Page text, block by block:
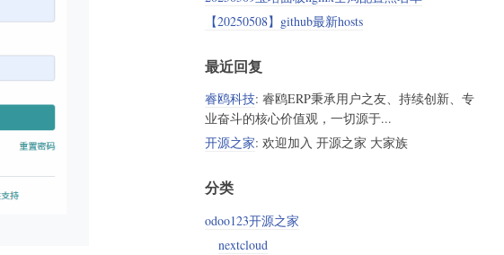
【20250508】github最新hosts
最近回复
睿鸥科技: 睿鸥ERP秉承用户之友、持续创新、专
业奋斗的核心价值观，一切源于...
开源之家: 欢迎加入 开源之家 大家族
分类
odoo123开源之家
nextcloud